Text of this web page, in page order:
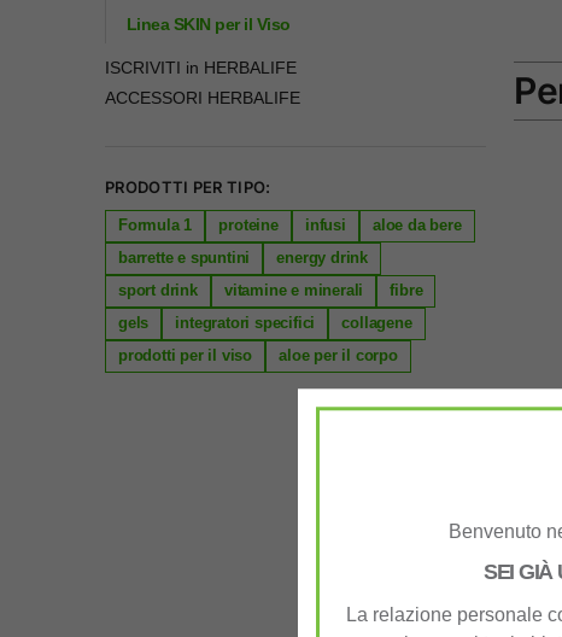
Benvenuto
SEI GIÀ
La relazione personale
Linea SKIN per il Viso
ISCRIVITI in HERBALIFE
ACCESSORI HERBALIFE
PRODOTTI PER TIPO:
Formula 1 proteine infusi
aloe da bere
barrette e spuntini
energy drink
sport drink
vitamine e minerali
fibre
gels
integratori specifici
collagene
prodotti per il viso
aloe per il corpo